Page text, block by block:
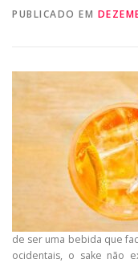
PUBLICADO EM
de ser uma bebida que
ocidentais, o sake não